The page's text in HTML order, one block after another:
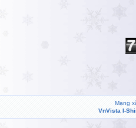
Mạng
VnVista I-